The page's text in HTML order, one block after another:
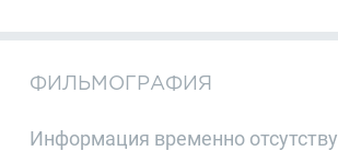
ФИЛЬМОГРАФИЯ
Информация временно